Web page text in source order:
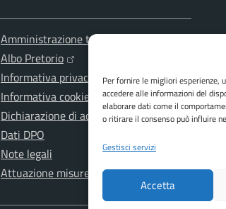
Per fornire le migliori esperienze,
accedere alle informazioni del
elaborare dati come il
o ritirare il consenso può influire
Gestisci servizi
Accetta
Amministrazione trasparente
Albo Pretorio
Informativa privacy
Informativa cookies
Dichiarazione di accessibilità
Dati DPO
Note legali
Attuazione misure PNRR